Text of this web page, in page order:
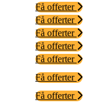
Få offerter
Få offerter
Få offerter
Få offerter
Få offerter
Få offerter
Få offerter